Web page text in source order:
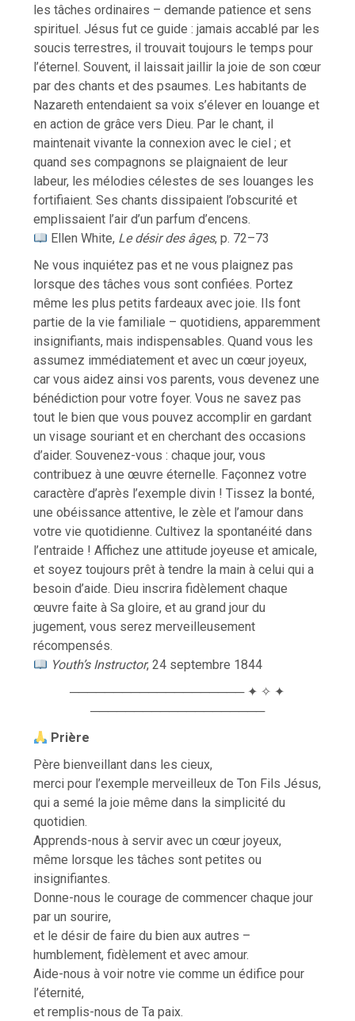
les tâches ordinaires – demande patience et sens
spirituel. Jésus fut ce guide : jamais accablé par les
soucis terrestres, il trouvait toujours le temps pour
l’éternel. Souvent, il laissait jaillir la joie de son cœur
par des chants et des psaumes. Les habitants de
Nazareth entendaient sa voix s’élever en louange et
en action de grâce vers Dieu. Par le chant, il
maintenait vivante la connexion avec le ciel ; et
quand ses compagnons se plaignaient de leur
labeur, les mélodies célestes de ses louanges les
fortifiaient. Ses chants dissipaient l’obscurité et
emplissaient l’air d’un parfum d’encens.
Ellen White, Le désir des âges, p. 72–73
Ne vous inquiétez pas et ne vous plaignez pas
lorsque des tâches vous sont confiées. Portez
même les plus petits fardeaux avec joie. Ils font
partie de la vie familiale – quotidiens, apparemment
insignifiants, mais indispensables. Quand vous les
assumez immédiatement et avec un cœur joyeux,
car vous aidez ainsi vos parents, vous devenez une
bénédiction pour votre foyer. Vous ne savez pas
tout le bien que vous pouvez accomplir en gardant
un visage souriant et en cherchant des occasions
d’aider. Souvenez-vous : chaque jour, vous
contribuez à une œuvre éternelle. Façonnez votre
caractère d’après l’exemple divin ! Tissez la bonté,
une obéissance attentive, le zèle et l’amour dans
votre vie quotidienne. Cultivez la spontanéité dans
l’entraide ! Affichez une attitude joyeuse et amicale,
et soyez toujours prêt à tendre la main à celui qui a
besoin d’aide. Dieu inscrira fidèlement chaque
œuvre faite à Sa gloire, et au grand jour du
jugement, vous serez merveilleusement
récompensés.
Youth’s Instructor, 24 septembre 1844
──────────────────── ✦ ✧ ✦
────────────────────
Prière
Père bienveillant dans les cieux,
merci pour l’exemple merveilleux de Ton Fils Jésus,
qui a semé la joie même dans la simplicité du
quotidien.
Apprends-nous à servir avec un cœur joyeux,
même lorsque les tâches sont petites ou
insignifiantes.
Donne-nous le courage de commencer chaque jour
par un sourire,
et le désir de faire du bien aux autres –
humblement, fidèlement et avec amour.
Aide-nous à voir notre vie comme un édifice pour
l’éternité,
et remplis-nous de Ta paix.